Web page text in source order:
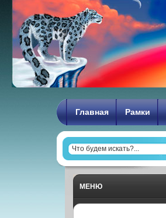
Главная Рамки
МЕНЮ